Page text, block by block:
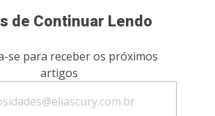
de Continuar Lendo
se para receber os próximos
artigos